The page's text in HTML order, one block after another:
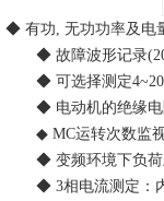
◆ 有功, 无功功率及电
◆ 故障波形记录
◆ 可选择测定
◆ 电动机的绝缘电
◆ MC运转次数监视
◆ 变频环境下负荷
◆ 3相电流测定：内